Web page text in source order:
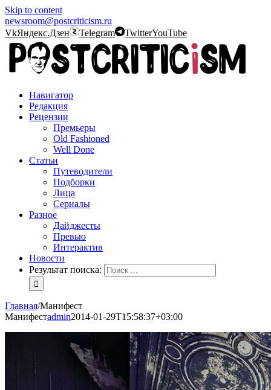
Skip to content
newsroom@postcriticism.ru
VkЯндекс.Дзен Telegram TwitterYouTube
Навигатор
Редакция
Рецензии
Премьеры
Old Fashioned
Well Done
Статьи
Путеводители
Подборки
Лица
Сериалы
Разное
Дайджесты
Превью
Интерактив
Новости
Результат поиска:
Главная/Манифест
Манифестadmin2014-01-29T15:58:37+03:00